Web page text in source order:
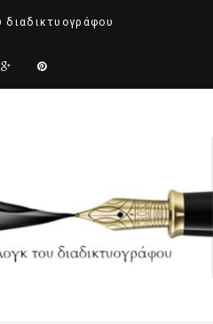
διαδικτυογράφου